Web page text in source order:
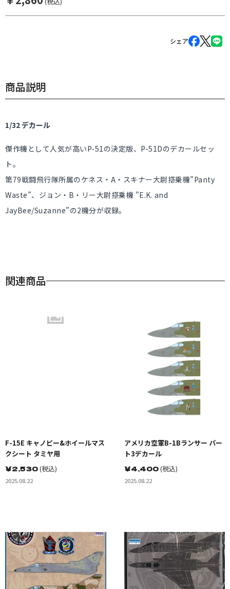
シェア
商品説明
1/32 デカール
傑作機として人気が高いP-51の決定版、P-51Dのデカールセッ
ト。
第79戦闘飛行隊所属のケネス・A・スキナー大尉搭乗機”Panty
Waste”、ジョン・B・リー大尉搭乗機 ”E.K. and
JayBee/Suzanne”の2機分が収録。
関連商品
F-15E キャノピー&ホイールマス
クシート タミヤ用
￥2,530(税込)
2025.08.22
アメリカ空軍B-1Bランサー パー
ト3デカール
￥4,400(税込)
2025.08.22